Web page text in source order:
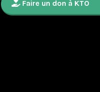
Faire un don à KTO